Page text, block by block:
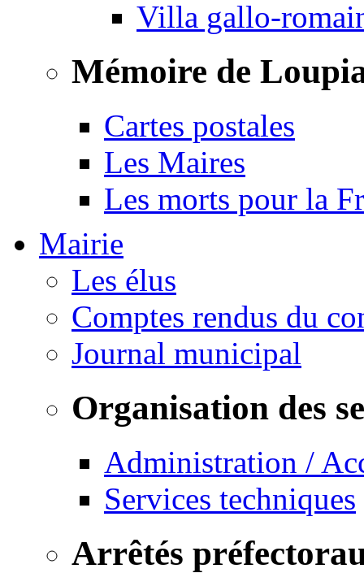
Villa gallo-
Mémoire de
Cartes postales
Les Maires
Les morts pour la
Mairie
Les élus
Comptes rendus du
Journal municipal
Organisation des
Administration /
Services techniques
Arrêtés